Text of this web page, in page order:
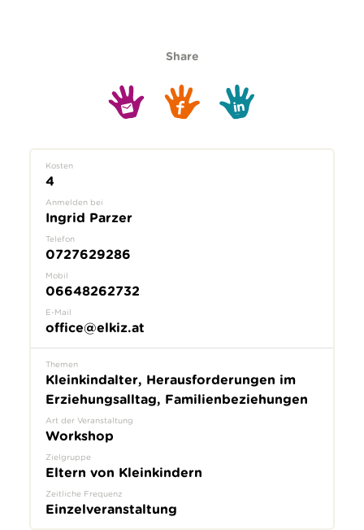
Share
Kosten
4
Anmelden bei
Ingrid Parzer
Telefon
0727629286
Mobil
06648262732
E-Mail
office@elkiz.at
Themen
Kleinkindalter, Herausforderungen im
Erziehungsalltag, Familienbeziehungen
Art der Veranstaltung
Workshop
Zielgruppe
Eltern von Kleinkindern
Zeitliche Frequenz
Einzelveranstaltung